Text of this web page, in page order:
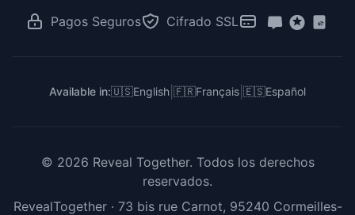
Revelación en el Trabajo
RevealTogether vs Zoom
Pagos Seguros Cifrado SSL
Available in:🇺🇸English 🇫🇷Français 🇪🇸Español
© 2026 Reveal Together. Todos los derechos
reservados.
RevealTogether · 73 bis rue Carnot, 95240 Cormeilles-